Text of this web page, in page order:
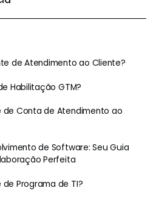
de Atendimento ao Cliente?
Habilitação GTM?
de Conta de Atendimento ao
de Software: Seu Guia
Perfeita
Programa de TI?